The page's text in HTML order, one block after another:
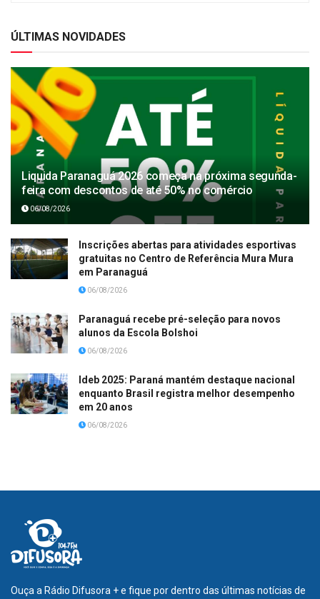
ÚLTIMAS NOVIDADES
Liquida Paranaguá 2026 começa na próxima segunda-
feira com descontos de até 50% no comércio
06/08/2026
Inscrições abertas para atividades esportivas
gratuitas no Centro de Referência Mura Mura
em Paranaguá
06/08/2026
Paranaguá recebe pré-seleção para novos
alunos da Escola Bolshoi
06/08/2026
Ideb 2025: Paraná mantém destaque nacional
enquanto Brasil registra melhor desempenho
em 20 anos
06/08/2026
Ouça a Rádio Difusora + e fique por dentro das últimas notícias de